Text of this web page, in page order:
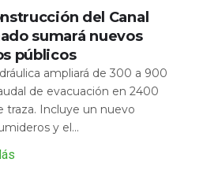
del Canal
sumará nuevos
públicos
ampliará de 300 a 900
de evacuación en 2400
traza. Incluye un nuevo
y el...